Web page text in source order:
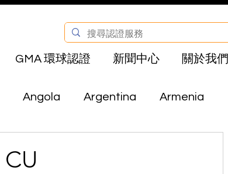
GMA 環球認證 新聞中心 關於我們
Angola Argentina Armenia